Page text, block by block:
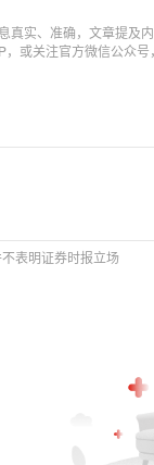
真实、准确，文章提及
，或关注官方微信公众
表明证券时报立场